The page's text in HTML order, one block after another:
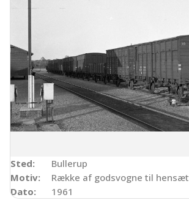
Sted:
Bullerup
Motiv:
Række af godsvogne til
Dato:
1961